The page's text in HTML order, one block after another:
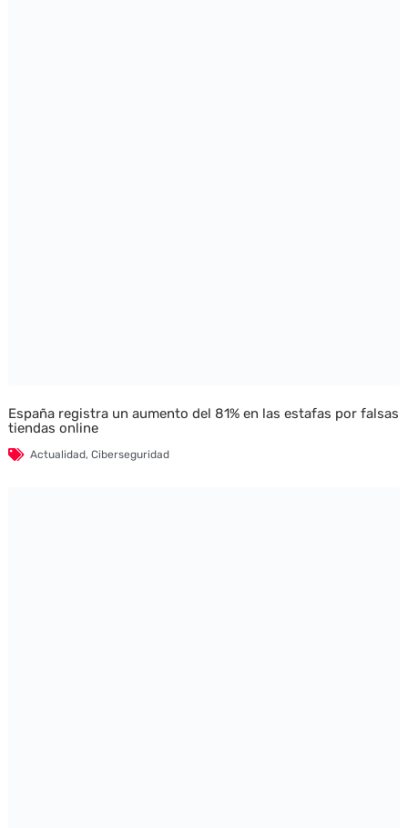
España registra un aumento del 81% en las estafas por falsas
tiendas online
Actualidad, Ciberseguridad